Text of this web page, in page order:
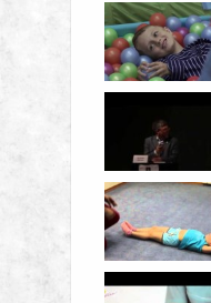
заниматься с ...